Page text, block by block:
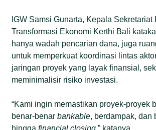
IGW Samsi Gunarta, Kepala Sekretariat
Transformasi Ekonomi Kerthi Bali
hanya wadah pencarian dana, juga
untuk memperkuat koordinasi lintas
jaringan proyek yang layak finansial,
meminimalisir risiko investasi.
“Kami ingin memastikan proyek-proyek
benar-benarbankable, berdampak, dan
hinggafinancial closing,” katanya.